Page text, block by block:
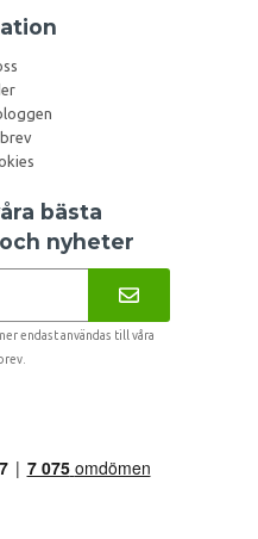
bästa
nyheter
endast användas till våra